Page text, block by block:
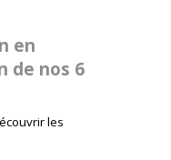
en
de nos 6
les